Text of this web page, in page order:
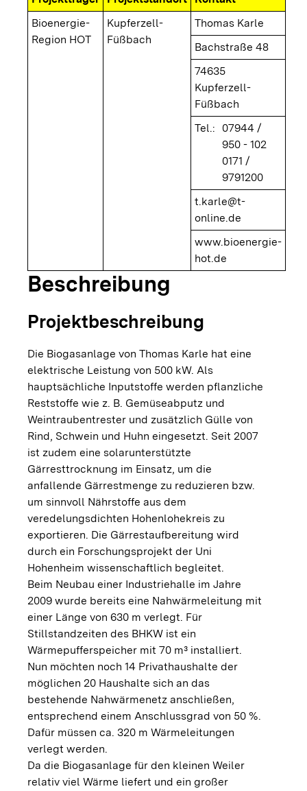
Bioenergie-
Region HOT
Kupferzell-
Füßbach
Thomas Karle
Bachstraße 48
74635
Kupferzell-
Füßbach
Tel.:
07944 /
950 - 102
0171 /
9791200
t.karle@t-
online.de
www.bioenergie-
hot.de
Beschreibung
Projektbeschreibung
Die Biogasanlage von Thomas Karle hat eine
elektrische Leistung von 500 kW. Als
hauptsächliche Inputstoffe werden pflanzliche
Reststoffe wie z. B. Gemüseabputz und
Weintraubentrester und zusätzlich Gülle von
Rind, Schwein und Huhn eingesetzt. Seit 2007
ist zudem eine solarunterstützte
Gärresttrocknung im Einsatz, um die
anfallende Gärrestmenge zu reduzieren bzw.
um sinnvoll Nährstoffe aus dem
veredelungsdichten Hohenlohekreis zu
exportieren. Die Gärrestaufbereitung wird
durch ein Forschungsprojekt der Uni
Hohenheim wissenschaftlich begleitet.
Beim Neubau einer Industriehalle im Jahre
2009 wurde bereits eine Nahwärmeleitung mit
einer Länge von 630 m verlegt. Für
Stillstandzeiten des BHKW ist ein
Wärmepufferspeicher mit 70 m³ installiert.
Nun möchten noch 14 Privathaushalte der
möglichen 20 Haushalte sich an das
bestehende Nahwärmenetz anschließen,
entsprechend einem Anschlussgrad von 50 %.
Dafür müssen ca. 320 m Wärmeleitungen
verlegt werden.
Da die Biogasanlage für den kleinen Weiler
relativ viel Wärme liefert und ein großer